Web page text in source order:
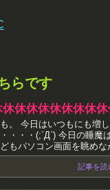
らです
休休休休休休休休
。 今日はいつもにも増
・・・(;´Д`) 今日の睡魔
もパソコン画面を眺め
記事を読